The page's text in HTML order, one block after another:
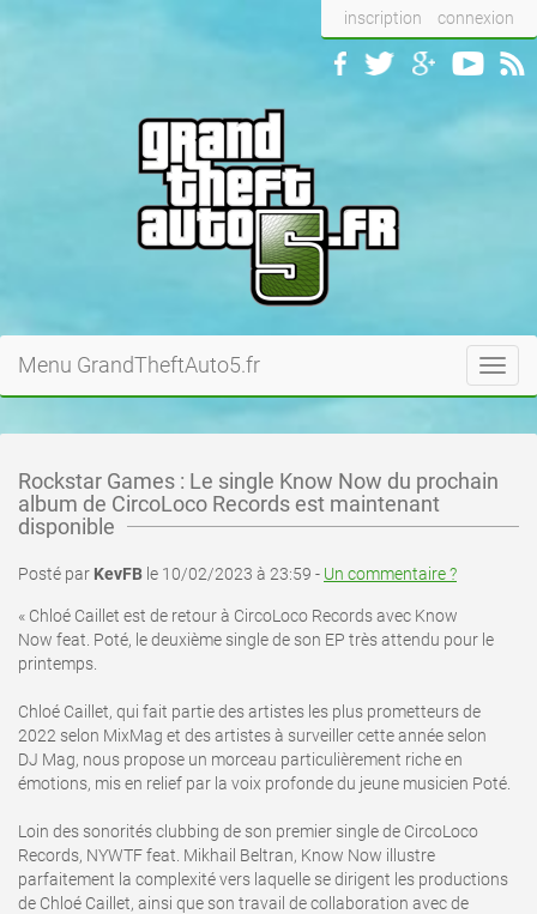
inscription connexion
Menu GrandTheftAuto5.fr
Rockstar Games : Le single Know Now du prochain
album de CircoLoco Records est maintenant
disponible
Posté par KevFB le 10/02/2023 à 23:59 - Un commentaire ?
« Chloé Caillet est de retour à CircoLoco Records avec Know
Now feat. Poté, le deuxième single de son EP très attendu pour le
printemps.
Chloé Caillet, qui fait partie des artistes les plus prometteurs de
2022 selon MixMag et des artistes à surveiller cette année selon
DJ Mag, nous propose un morceau particulièrement riche en
émotions, mis en relief par la voix profonde du jeune musicien Poté.
Loin des sonorités clubbing de son premier single de CircoLoco
Records, NYWTF feat. Mikhail Beltran, Know Now illustre
parfaitement la complexité vers laquelle se dirigent les productions
de Chloé Caillet, ainsi que son travail de collaboration avec de